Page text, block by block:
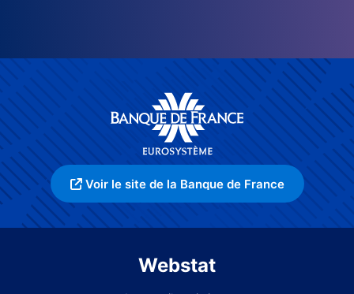
Voir le site de la Banque de France
Webstat